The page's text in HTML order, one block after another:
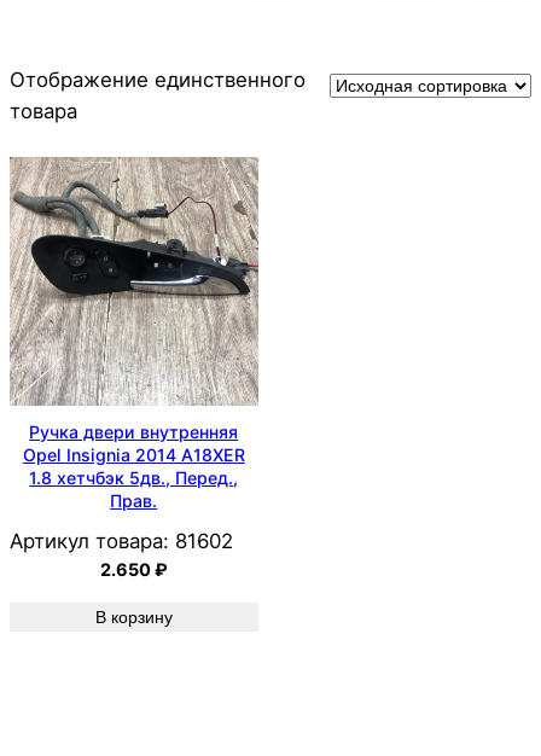
Отображение единственного
товара
Ручка двери внутренняя
Opel Insignia 2014 A18XER
1.8 хетчбэк 5дв., Перед.,
Прав.
Артикул товара: 81602
2.650₽
В корзину